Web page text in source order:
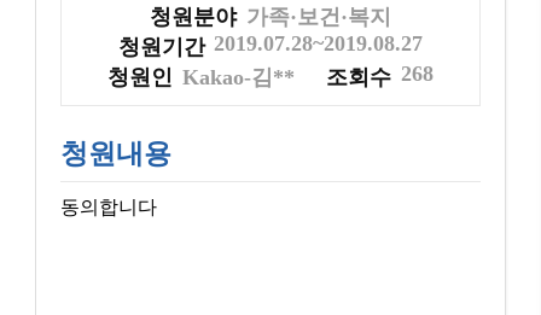
청원분야 가족·보건·복지
청원기간 2019.07.28~2019.08.27
청원인 Kakao-김** 조회수 268
청원내용
동의합니다